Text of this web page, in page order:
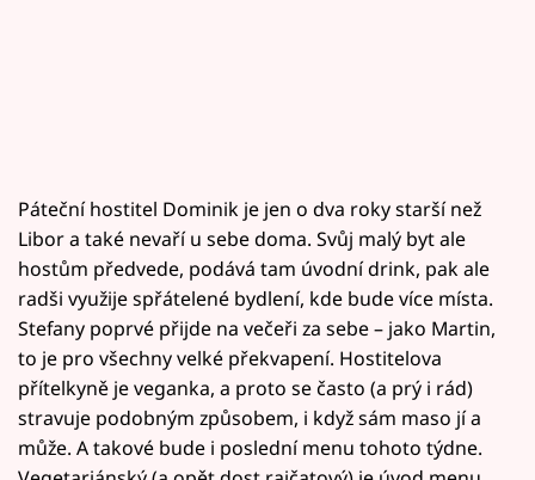
Sledujte nás
Páteční hostitel Dominik je jen o dva roky starší než
Libor a také nevaří u sebe doma. Svůj malý byt ale
hostům předvede, podává tam úvodní drink, pak ale
radši využije spřátelené bydlení, kde bude více místa.
Stefany poprvé přijde na večeři za sebe – jako Martin,
to je pro všechny velké překvapení. Hostitelova
přítelkyně je veganka, a proto se často (a prý i rád)
stravuje podobným způsobem, i když sám maso jí a
může. A takové bude i poslední menu tohoto týdne.